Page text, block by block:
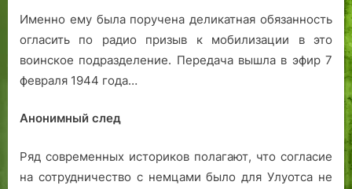
Именно ему была поручена деликатная обязанность
огласить по радио призыв к мобилизации в это
воинское подразделение. Передача вышла в эфир 7
февраля 1944 года…
Анонимный след
Ряд современных историков полагают, что согласие
на сотрудничество с немцами было для Улуотса не